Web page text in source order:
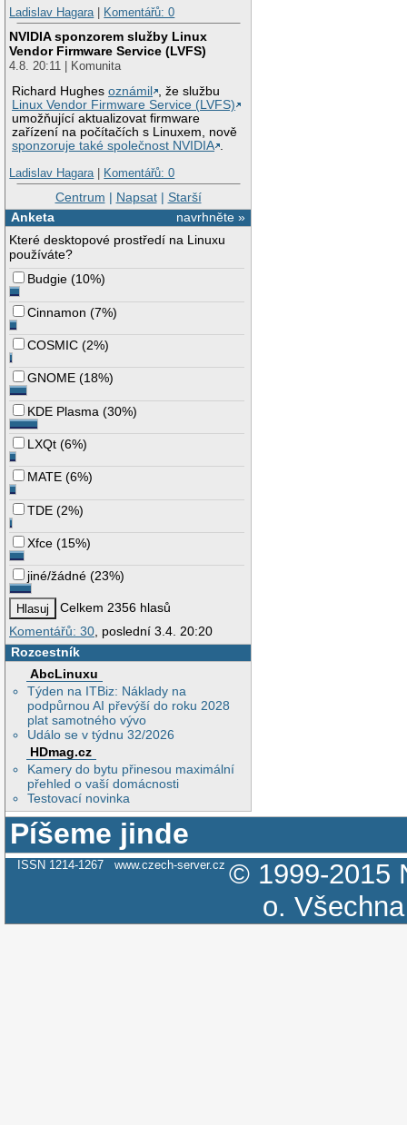
Ladislav Hagara| Komentářů: 0
NVIDIA sponzorem služby Linux
Vendor Firmware Service (LVFS)
4.8. 20:11 | Komunita
Richard Hughesoznámil
, že službu
Linux Vendor Firmware Service (LVFS)
umožňující aktualizovat firmware
zařízení na počítačích s Linuxem, nově
sponzoruje také společnost NVIDIA .
Ladislav Hagara| Komentářů: 0
Centrum | Napsat| Starší
navrhněte »
Anketa
Které desktopové prostředí na Linuxu
používáte?
Budgie (10%)
Cinnamon (7%)
COSMIC (2%)
GNOME (18%)
KDE Plasma (30%)
LXQt (6%)
MATE (6%)
TDE (2%)
Xfce (15%)
jiné/žádné (23%)
Celkem 2356 hlasů
Komentářů: 30 , poslední 3.4. 20:20
Rozcestník
AbcLinuxu
Týden na ITBiz: Náklady na
podpůrnou AI převýší do roku 2028
plat samotného vývo
Událo se v týdnu 32/2026
HDmag.cz
Kamery do bytu přinesou maximální
přehled o vaší domácnosti
Testovací novinka
Píšeme jinde
ISSN 1214-1267 www.czech-server.cz © 1999-2015
o.